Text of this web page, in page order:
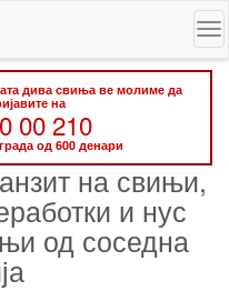
дива свиња ве молиме да
на
00 210
од 600 денари
на свињи,
и нус
од соседна